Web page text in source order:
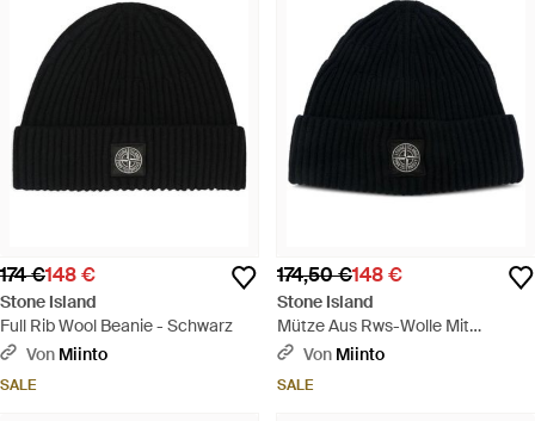
174 €148 €
Stone Island
Full Rib Wool Beanie - Schwarz
Von Miinto
SALE
174,50 €148 €
Stone Island
Mütze Aus Rws-Wolle Mit
Vollrippstrick - Schwarz
Von Miinto
SALE